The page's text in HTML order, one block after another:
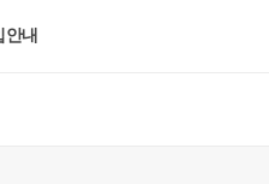
안내